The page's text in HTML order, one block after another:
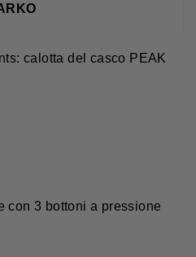
calotta del casco PEAK
con 3 bottoni a pressione